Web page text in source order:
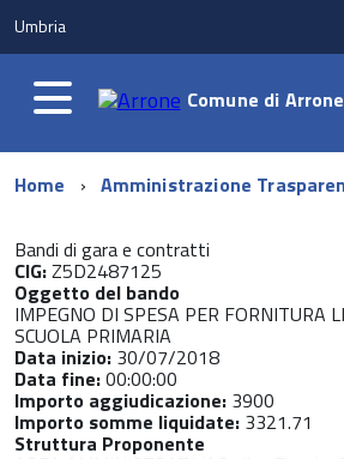
Umbria
Comune di Arrone
Home Amministrazione
Bandi di gara e contratti
CIG:Z5D2487125
Oggetto del bando
IMPEGNO DI SPESA PER FORNITURA
SCUOLA PRIMARIA
Data inizio: 30/07/2018
Data fine:00:00:00
Importo aggiudicazione: 3900
Importo somme liquidate: 3321.71
Struttura Proponente